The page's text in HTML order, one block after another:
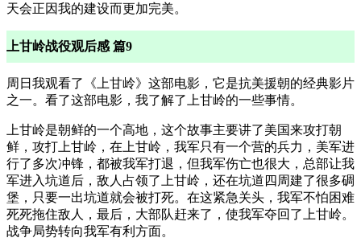
天会正因我的建设而更加完美。
上甘岭战役观后感 篇9
周日我观看了《上甘岭》这部电影，它是抗美援朝的经典影片
之一。看了这部电影，我了解了上甘岭的一些事情。
上甘岭是朝鲜的一个高地，这个故事主要讲了美国来攻打朝
鲜，攻打上甘岭，在上甘岭，我军只有一个营的兵力，美军进
行了多次冲锋，都被我军打退，但我军伤亡也很大，总部让我
军进入坑道后，敌人占领了上甘岭，还在坑道四周建了很多碉
堡，只要一出坑道就会被打死。在这紧急关头，我军不怕困难
死死拖住敌人，最后，大部队赶来了，使我军夺回了上甘岭。
战争局势转向我军有利方面。